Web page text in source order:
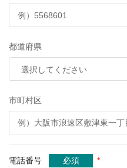
都道府県
市町村区
電話番号 必須 *